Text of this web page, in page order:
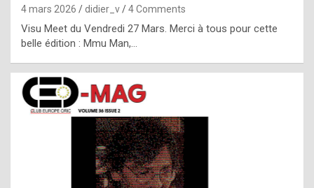
p
l
c
h
i
s
t
4 mars 2026 didier_v 4 Comments
Visu Meet du Vendredi 27 Mars. Merci à tous pour cette
belle édition : Mmu Man,…